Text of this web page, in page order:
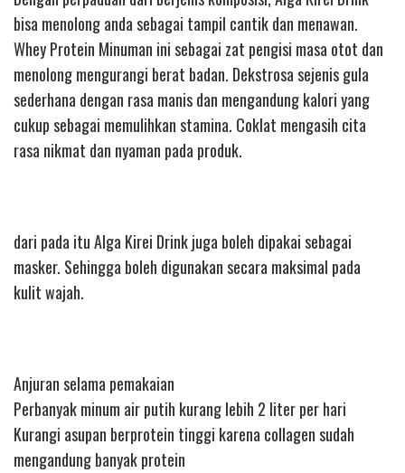
bisa menolong anda sebagai tampil cantik dan menawan.
Whey Protein Minuman ini sebagai zat pengisi masa otot dan
menolong mengurangi berat badan. Dekstrosa sejenis gula
sederhana dengan rasa manis dan mengandung kalori yang
cukup sebagai memulihkan stamina. Coklat mengasih cita
rasa nikmat dan nyaman pada produk.
dari pada itu Alga Kirei Drink juga boleh dipakai sebagai
masker. Sehingga boleh digunakan secara maksimal pada
kulit wajah.
Anjuran selama pemakaian
Perbanyak minum air putih kurang lebih 2 liter per hari
Kurangi asupan berprotein tinggi karena collagen sudah
mengandung banyak protein